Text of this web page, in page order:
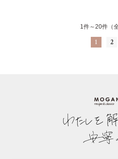
1件～20件（
1 2